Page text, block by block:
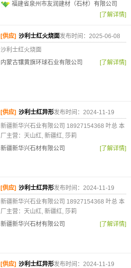
福建省泉州市友润建材（石材）有限公司
[了解详情]
[供应] 沙利士红火烧面发布时间：2025-06-08
沙利士红火烧面
内蒙古镶黄旗环球石业有限公司
[了解详情]
[供应] 沙利士红异形发布时间：2024-11-19
新疆新华兴石业有限公司 18927154368 叶总 本
厂主营：天山红, 新疆红, 莎莉
新疆新华兴石材有限公司
[了解详情]
[供应] 沙利士红异形发布时间：2024-11-19
新疆新华兴石业有限公司 18927154368 叶总 本
厂主营：天山红, 新疆红, 莎莉
新疆新华兴石材有限公司
[了解详情]
[供应] 沙利士红异形发布时间：2024-11-19